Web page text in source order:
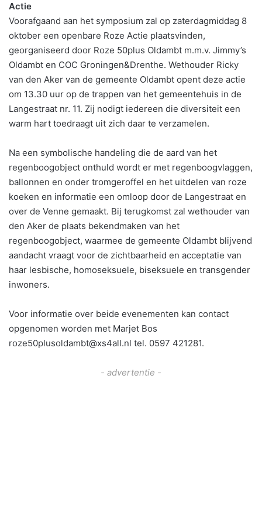
Actie
Voorafgaand aan het symposium zal op zaterdagmiddag 8
oktober een openbare Roze Actie plaatsvinden,
georganiseerd door Roze 50plus Oldambt m.m.v. Jimmy’s
Oldambt en COC Groningen&Drenthe. Wethouder Ricky
van den Aker van de gemeente Oldambt opent deze actie
om 13.30 uur op de trappen van het gemeentehuis in de
Langestraat nr. 11. Zij nodigt iedereen die diversiteit een
warm hart toedraagt uit zich daar te verzamelen.
Na een symbolische handeling die de aard van het
regenboogobject onthuld wordt er met regenboogvlaggen,
ballonnen en onder tromgeroffel en het uitdelen van roze
koeken en informatie een omloop door de Langestraat en
over de Venne gemaakt. Bij terugkomst zal wethouder van
den Aker de plaats bekendmaken van het
regenboogobject, waarmee de gemeente Oldambt blijvend
aandacht vraagt voor de zichtbaarheid en acceptatie van
haar lesbische, homoseksuele, biseksuele en transgender
inwoners.
Voor informatie over beide evenementen kan contact
opgenomen worden met Marjet Bos
roze50plusoldambt@xs4all.nl tel. 0597 421281.
- advertentie -